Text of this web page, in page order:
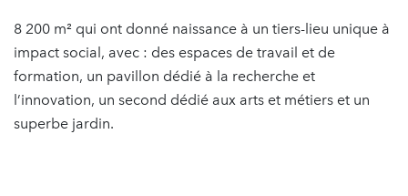
8 200 m² qui ont donné naissance à un tiers-lieu unique à
impact social, avec : des espaces de travail et de
formation, un pavillon dédié à la recherche et
l’innovation, un second dédié aux arts et métiers et un
superbe jardin.